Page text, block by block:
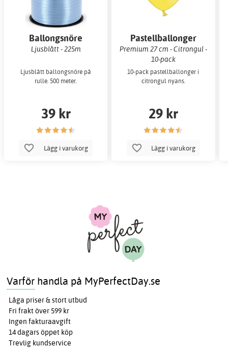
Ballongsnöre
Ljusblått - 225m
Ljusblått ballongsnöre på
rulle. 500 meter.
39 kr
Lägg i varukorg
Pastellballonger
Premium 27 cm - Citrongul -
10-pack
10-pack pastellballonger i
citrongul nyans.
29 kr
Lägg i varukorg
Varför handla på MyPerfectDay.se
Låga priser & stort utbud
Fri frakt över 599 kr
Ingen fakturaavgift
14 dagars öppet köp
Trevlig kundservice